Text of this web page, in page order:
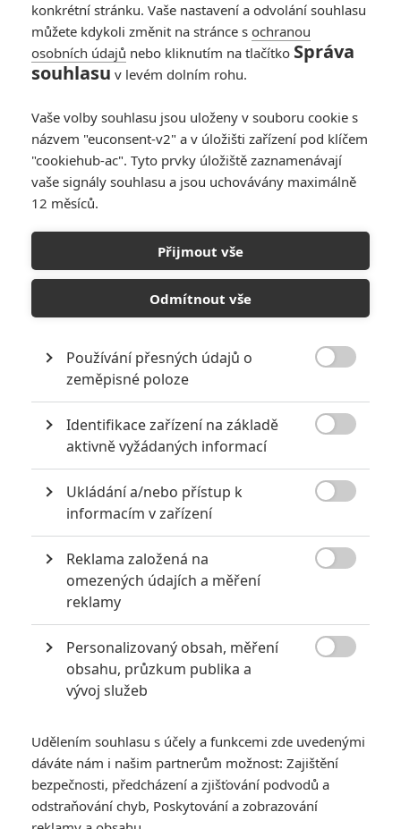
Články
Butler dokončil své
další akční
dobrodružství
remaku zopakuje roli,
co hrála v původním
filmu
Počet článků: 93 Číst další
Obrázky
Počet obrázků: 9
Komentáře
konkrétní stránku. Vaše nastavení a odvolání souhlasu
můžete kdykoli změnit na stránce s ochranou
osobních údajů nebo kliknutím na tlačítko Správa
souhlasu v levém dolním rohu.
Vaše volby souhlasu jsou uloženy v souboru cookie s
názvem "euconsent-v2" a v úložišti zařízení pod klíčem
"cookiehub-ac". Tyto prvky úložiště zaznamenávají
vaše signály souhlasu a jsou uchovávány maximálně
12 měsíců.
Přijmout vše
Odmítnout vše
Používání přesných údajů o
zeměpisné poloze
Identifikace zařízení na základě
aktivně vyžádaných informací
Ukládání a/nebo přístup k
informacím v zařízení
Reklama založená na
omezených údajích a měření
reklamy
Personalizovaný obsah, měření
obsahu, průzkum publika a
vývoj služeb
Udělením souhlasu s účely a funkcemi zde uvedenými
dáváte nám i našim partnerům možnost: Zajištění
bezpečnosti, předcházení a zjišťování podvodů a
odstraňování chyb, Poskytování a zobrazování